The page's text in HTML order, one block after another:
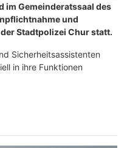
im Gemeinderatssaal des
und
Stadtpolizei Chur statt.
Sicherheitsassistenten
in ihre Funktionen